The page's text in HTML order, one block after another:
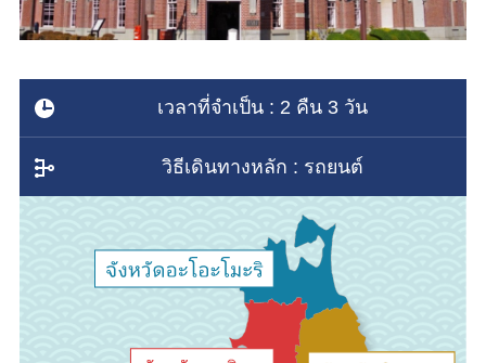
เวลาที่จำเป็น : 2 คืน 3 วัน
วิธีเดินทางหลัก : รถยนต์